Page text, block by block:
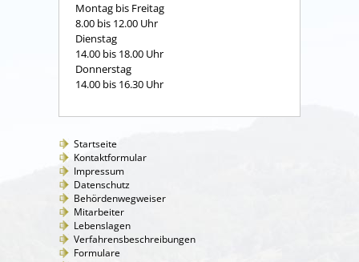
Montag bis Freitag
8.00 bis 12.00 Uhr
Dienstag
14.00 bis 18.00 Uhr
Donnerstag
14.00 bis 16.30 Uhr
Startseite
Kontaktformular
Impressum
Datenschutz
Behördenwegweiser
Mitarbeiter
Lebenslagen
Verfahrensbeschreibungen
Formulare